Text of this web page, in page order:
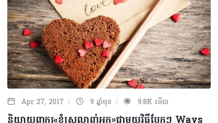
Apr 27, 2017 | 9 ឆ្នាំមុន | 9.8K មើល